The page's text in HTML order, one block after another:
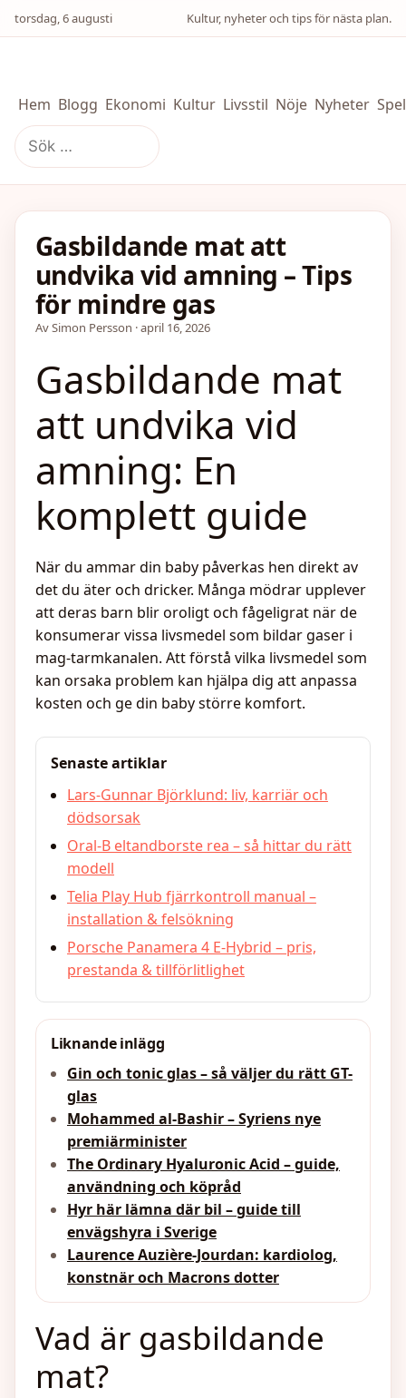
torsdag, 6 augusti Kultur, nyheter och tips för nästa plan.
Hem Blogg Ekonomi Kultur Livsstil Nöje Nyheter Spel
Sök
efter:
Gasbildande mat att
undvika vid amning – Tips
för mindre gas
Av Simon Persson · april 16, 2026
Gasbildande mat
att undvika vid
amning: En
komplett guide
När du ammar din baby påverkas hen direkt av
det du äter och dricker. Många mödrar upplever
att deras barn blir oroligt och fågeligrat när de
konsumerar vissa livsmedel som bildar gaser i
mag-tarmkanalen. Att förstå vilka livsmedel som
kan orsaka problem kan hjälpa dig att anpassa
kosten och ge din baby större komfort.
Senaste artiklar
Lars-Gunnar Björklund: liv, karriär och
dödsorsak
Oral-B eltandborste rea – så hittar du rätt
modell
Telia Play Hub fjärrkontroll manual –
installation & felsökning
Porsche Panamera 4 E-Hybrid – pris,
prestanda & tillförlitlighet
Liknande inlägg
Gin och tonic glas – så väljer du rätt GT-
glas
Mohammed al-Bashir – Syriens nye
premiärminister
The Ordinary Hyaluronic Acid – guide,
användning och köpråd
Hyr här lämna där bil – guide till
envägshyra i Sverige
Laurence Auzière-Jourdan: kardiolog,
konstnär och Macrons dotter
Vad är gasbildande
mat?